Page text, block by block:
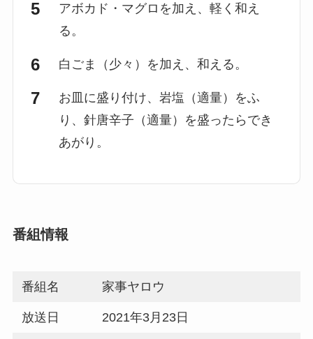
アボカド・マグロを加え、軽く和え
る。
白ごま（少々）を加え、和える。
お皿に盛り付け、岩塩（適量）をふ
り、針唐辛子（適量）を盛ったらでき
あがり。
番組情報
番組名 家事ヤロウ
放送日 2021年3月23日